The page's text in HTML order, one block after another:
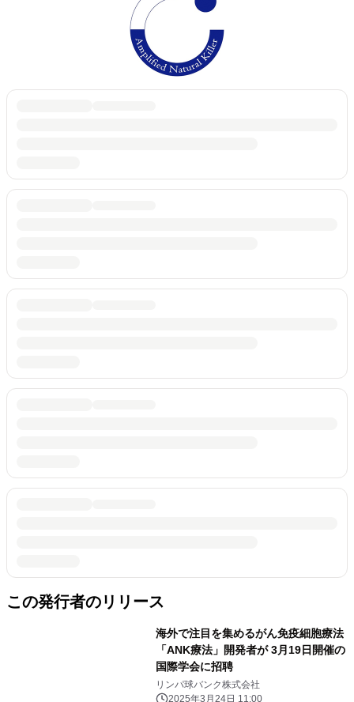
この発行者のリリース
海外で注目を集めるがん免疫細胞療法
「ANK療法」開発者が 3月19日開催の
国際学会に招聘
リンパ球バンク株式会社
2025年3月24日 11:00